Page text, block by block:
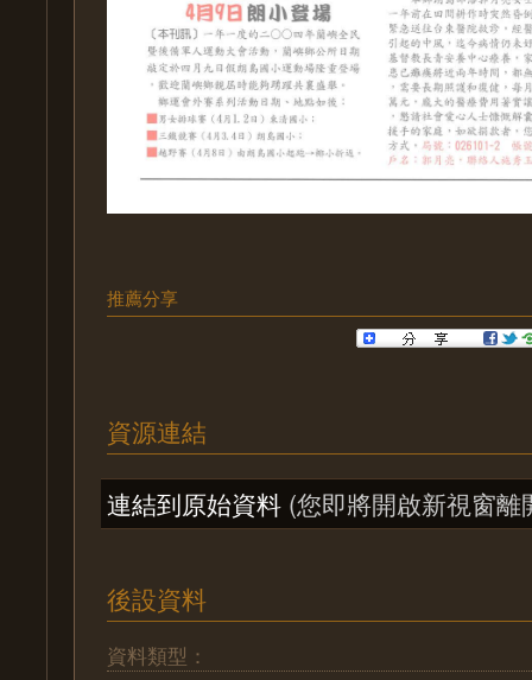
推薦分享
資源連結
連結到原始資料 (您即將開啟新視窗離
後設資料
資料類型：